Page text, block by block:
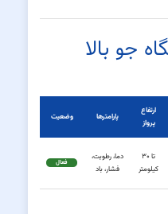
جو بالا
ارتفاع
پرواز
پارامترها وضعیت
تا ۳۰
کیلومتر
دما، رطوبت،
فشار، باد
فعال